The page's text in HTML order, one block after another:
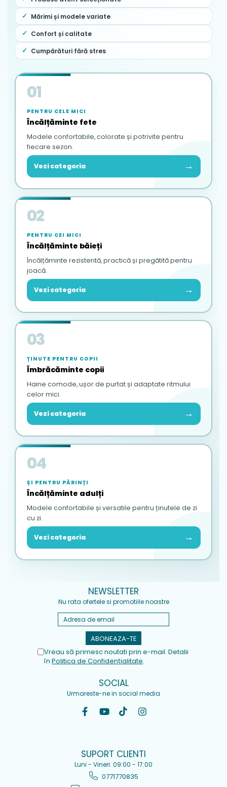
Mărimi și modele variate
Confort și calitate
Cumpărături fără stres
01
PENTRU CELE MICI
Încălțăminte fete
Modele confortabile, colorate și potrivite pentru
fiecare sezon.
Vezi categoria →
02
PENTRU CEI MICI
Încălțăminte băieți
Încălțăminte rezistentă, practică și pregătită pentru
joacă.
Vezi categoria →
03
ȚINUTE PENTRU COPII
Îmbrăcăminte copii
Haine comode, ușor de purtat și adaptate ritmului
celor mici.
Vezi categoria →
04
ȘI PENTRU PĂRINȚI
Încălțăminte adulți
Modele confortabile și versatile pentru ținutele de zi
cu zi.
Vezi categoria →
NEWSLETTER
Nu rata ofertele si promotiile noastre
Vreau să primesc noutati prin e-mail. Detalii
în Politica de Confidențialitate.
SOCIAL
Urmareste-ne in social media
SUPORT CLIENTI
Luni - Vineri: 09:00 - 17:00
0771770835